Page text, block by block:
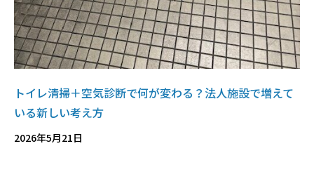
トイレ清掃＋空気診断で何が変わる？法人施設で増えて
いる新しい考え方
2026年5月21日